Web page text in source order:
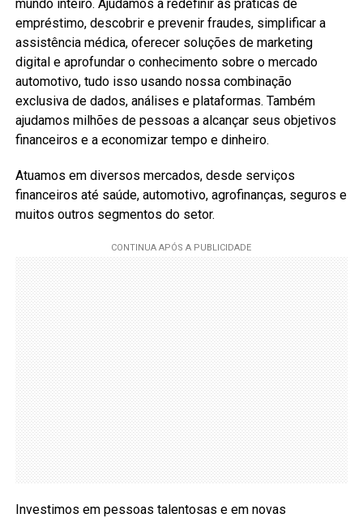
mundo inteiro. Ajudamos a redefinir as práticas de
empréstimo, descobrir e prevenir fraudes, simplificar a
assistência médica, oferecer soluções de marketing
digital e aprofundar o conhecimento sobre o mercado
automotivo, tudo isso usando nossa combinação
exclusiva de dados, análises e plataformas. Também
ajudamos milhões de pessoas a alcançar seus objetivos
financeiros e a economizar tempo e dinheiro.
Atuamos em diversos mercados, desde serviços
financeiros até saúde, automotivo, agrofinanças, seguros e
muitos outros segmentos do setor.
Investimos em pessoas talentosas e em novas